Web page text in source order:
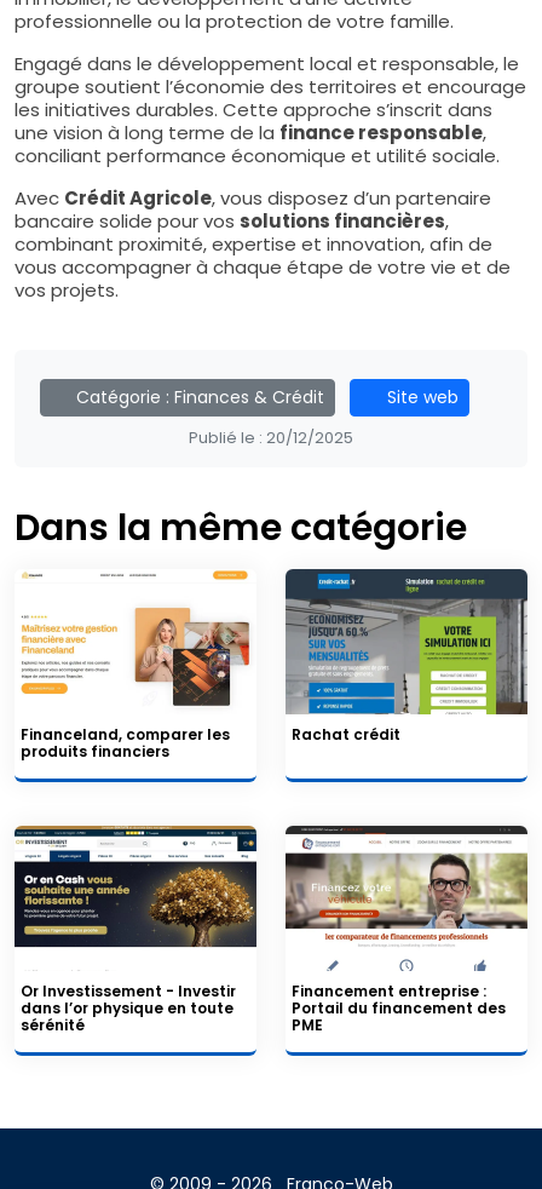
professionnelle ou la protection de votre famille.
Engagé dans le développement local et responsable, le
groupe soutient l’économie des territoires et encourage
les initiatives durables. Cette approche s’inscrit dans
une vision à long terme de la finance responsable,
conciliant performance économique et utilité sociale.
Avec Crédit Agricole, vous disposez d’un partenaire
bancaire solide pour vos solutions financières,
combinant proximité, expertise et innovation, afin de
vous accompagner à chaque étape de votre vie et de
vos projets.
Catégorie : Finances & Crédit Site web
Publié le : 20/12/2025
Dans la même catégorie
Financeland, comparer les
produits financiers
Rachat crédit
Or Investissement - Investir
dans l’or physique en toute
sérénité
Financement entreprise :
Portail du financement des
PME
© 2009 - 2026 Franco-Web